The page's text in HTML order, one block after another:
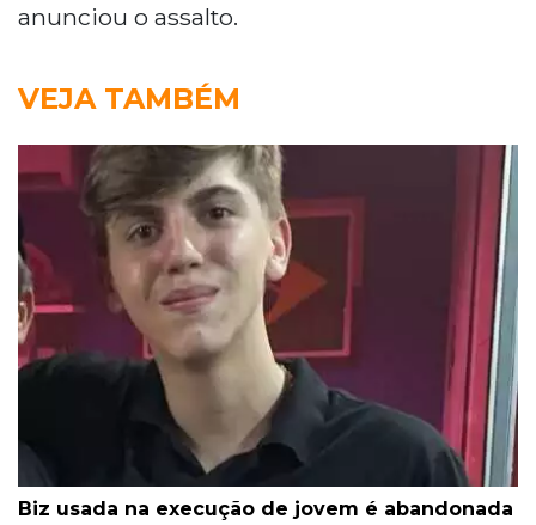
anunciou o assalto.
VEJA TAMBÉM
Biz usada na execução de jovem é abandonada